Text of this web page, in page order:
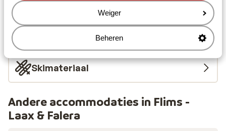
Weiger
Beheren
Skimateriaal
Andere accommodaties in Flims -
Laax & Falera